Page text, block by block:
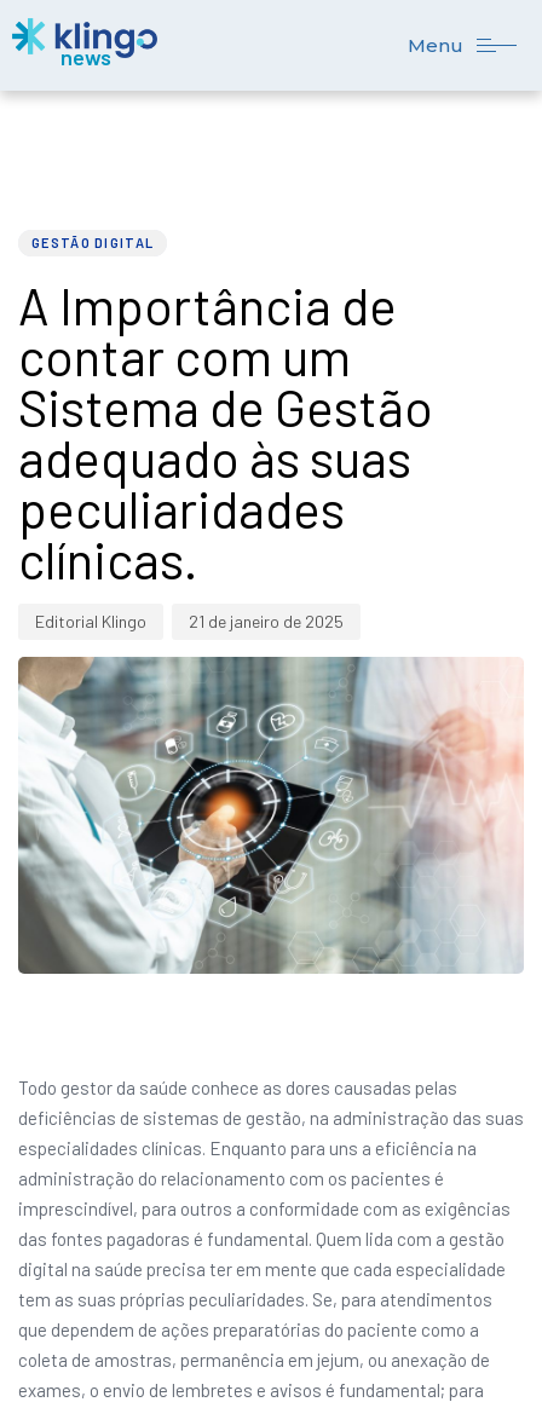
Menu
GESTÃO DIGITAL
A Importância de
contar com um
Sistema de Gestão
adequado às suas
peculiaridades
clínicas.
Editorial Klingo 21 de janeiro de 2025
Todo gestor da saúde conhece as dores causadas pelas
deficiências de sistemas de gestão, na administração das suas
especialidades clínicas. Enquanto para uns a eficiência na
administração do relacionamento com os pacientes é
imprescindível, para outros a conformidade com as exigências
das fontes pagadoras é fundamental. Quem lida com a gestão
digital na saúde precisa ter em mente que cada especialidade
tem as suas próprias peculiaridades. Se, para atendimentos
que dependem de ações preparatórias do paciente como a
coleta de amostras, permanência em jejum, ou anexação de
exames, o envio de lembretes e avisos é fundamental; para